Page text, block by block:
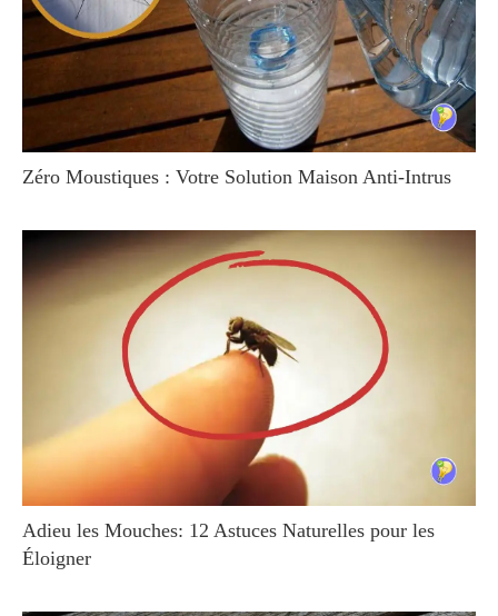
Zéro Moustiques : Votre Solution Maison Anti-Intrus
Adieu les Mouches: 12 Astuces Naturelles pour les
Éloigner